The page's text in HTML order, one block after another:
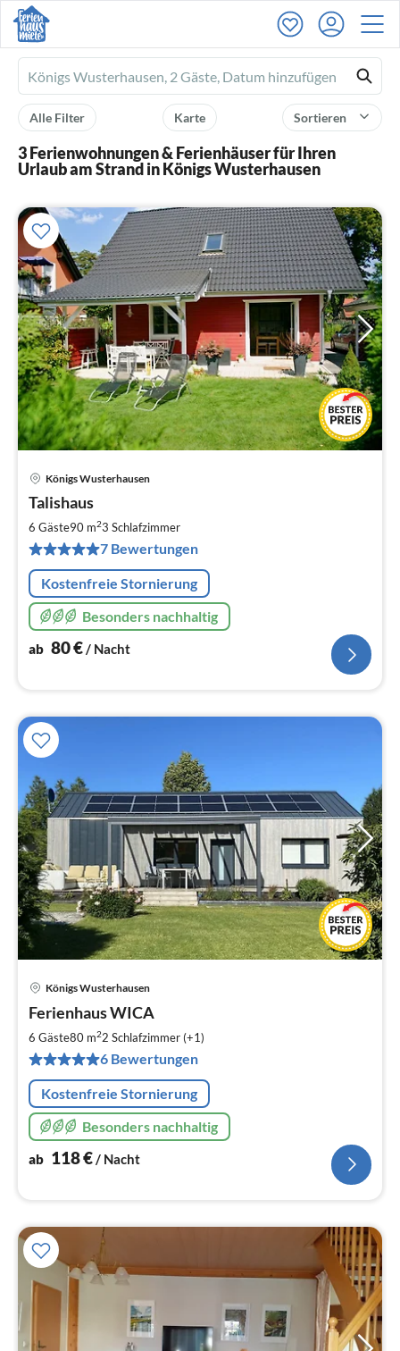
Ferienhausmiete
logo
Sortieren
Karte
Alle Filter
3 Ferienwohnungen & Ferienhäuser für Ihren
Urlaub am Strand in Königs Wusterhausen
Königs Wusterhausen
Talishaus
6 Gäste90 m23 Schlafzimmer
7 Bewertungen
Kostenfreie Stornierung
Besonders nachhaltig
ab 80€/ Nacht
Königs Wusterhausen
Ferienhaus WICA
6 Gäste80 m22 Schlafzimmer (+1)
6 Bewertungen
Kostenfreie Stornierung
Besonders nachhaltig
ab 118€/ Nacht